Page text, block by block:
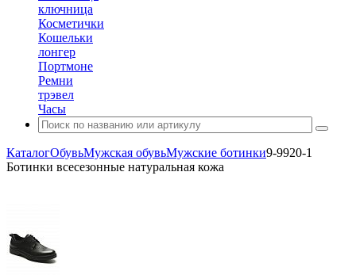
ключница
Косметички
Кошельки
лонгер
Портмоне
Ремни
трэвел
Часы
КаталогОбувьМужская обувьМужские ботинки9-9920-1
Ботинки всесезонные натуральная кожа